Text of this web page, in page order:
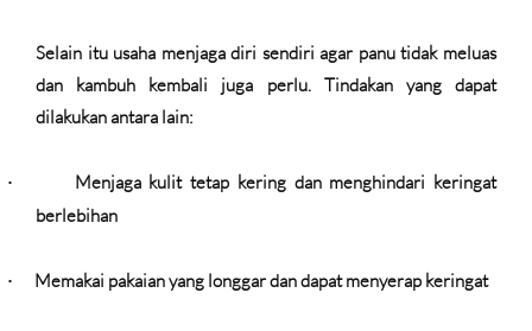
Selain itu usaha menjaga diri sendiri agar panu tidak meluas
dan kambuh kembali juga perlu. Tindakan yang dapat
dilakukan antara lain:
·
Menjaga kulit tetap kering dan menghindari keringat
berlebihan
· Memakai pakaian yang longgar dan dapat menyerap keringat